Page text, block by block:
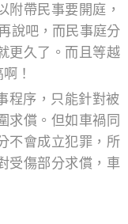
附帶民事要開庭，
說吧，而民事庭分
更久了。而且等越
！
程序，只能針對被
求償。但如車禍同
不會成立犯罪，所
受傷部分求償，車